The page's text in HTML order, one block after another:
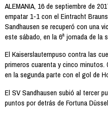
ALEMANIA, 16 de septiembre de
empatar 1-1 con el Eintracht
Sandhausen se recuperó con una
este sábado, en la 6ª jornada de la
El Kaiserslauternpuso contra las
primeros cuarenta y cinco
en la segunda parte con el gol de
El SV Sandhausen subió al tercer
puntos por detrás de Fortuna